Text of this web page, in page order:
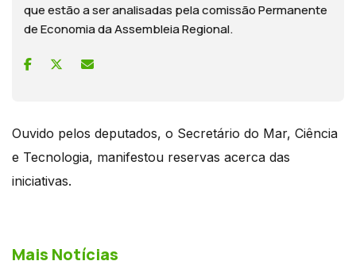
que estão a ser analisadas pela comissão Permanente
de Economia da Assembleia Regional.
Ouvido pelos deputados, o Secretário do Mar, Ciência
e Tecnologia, manifestou reservas acerca das
iniciativas.
Mais Notícias